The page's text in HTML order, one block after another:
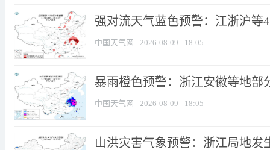
强对流天气蓝色预警：江浙沪等
中国天气网 2026-08-09 18:05
暴雨橙色预警：浙江安徽等地部
中国天气网 2026-08-09 18:05
山洪灾害气象预警：浙江局地发